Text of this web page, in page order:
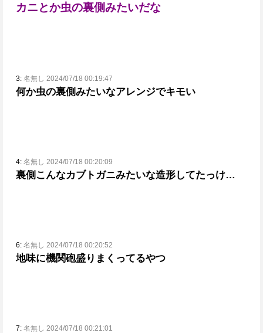
カニとか虫の裏側みたいだな
3: 名無し 2024/07/18 00:19:47
何か虫の裏側みたいなアレンジでキモい
4: 名無し 2024/07/18 00:20:09
裏側こんなカブトガニみたいな造形してたっけ…
6: 名無し 2024/07/18 00:20:52
地味に機関砲盛りまくってるやつ
7: 名無し 2024/07/18 00:21:01